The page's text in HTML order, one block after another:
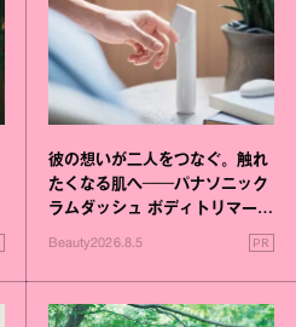
彼の想いが二人をつなぐ。触れ
たくなる肌へ──パナソニック
ラムダッシュ ボディトリマーが
Beauty2026.8.5 PR